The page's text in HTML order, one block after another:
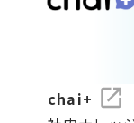
chai+